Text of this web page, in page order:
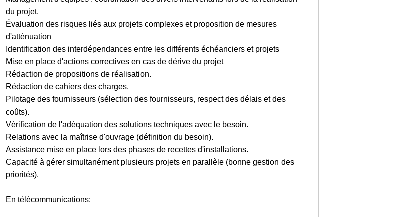
du projet.
Évaluation des risques liés aux projets complexes et proposition de mesures
d'atténuation
Identification des interdépendances entre les différents échéanciers et projets
Mise en place d'actions correctives en cas de dérive du projet
Rédaction de propositions de réalisation.
Rédaction de cahiers des charges.
Pilotage des fournisseurs (sélection des fournisseurs, respect des délais et des
coûts).
Vérification de l'adéquation des solutions techniques avec le besoin.
Relations avec la maîtrise d'ouvrage (définition du besoin).
Assistance mise en place lors des phases de recettes d'installations.
Capacité à gérer simultanément plusieurs projets en parallèle (bonne gestion des
priorités).
En télécommunications: